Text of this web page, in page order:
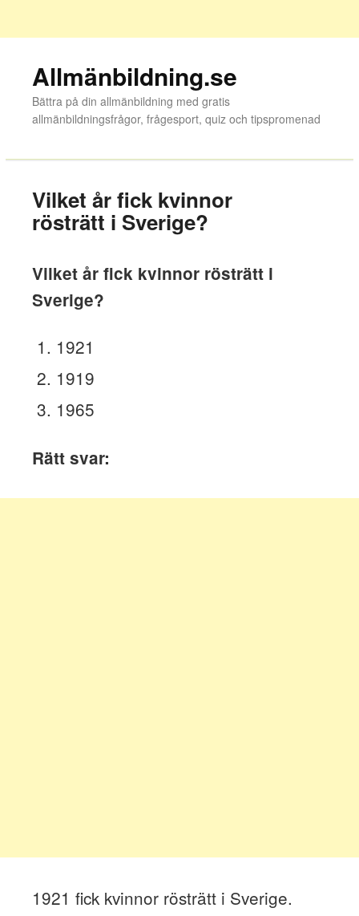
Allmänbildning.se
Bättra på din allmänbildning med gratis
allmänbildningsfrågor, frågesport, quiz och tipspromenad
Vilket år fick kvinnor
rösträtt i Sverige?
Vilket år fick kvinnor rösträtt i
Sverige?
1921
1919
1965
Rätt svar:
1921 fick kvinnor rösträtt i Sverige.